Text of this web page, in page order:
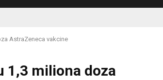
AstraZeneca vakcine
1,3 miliona doza